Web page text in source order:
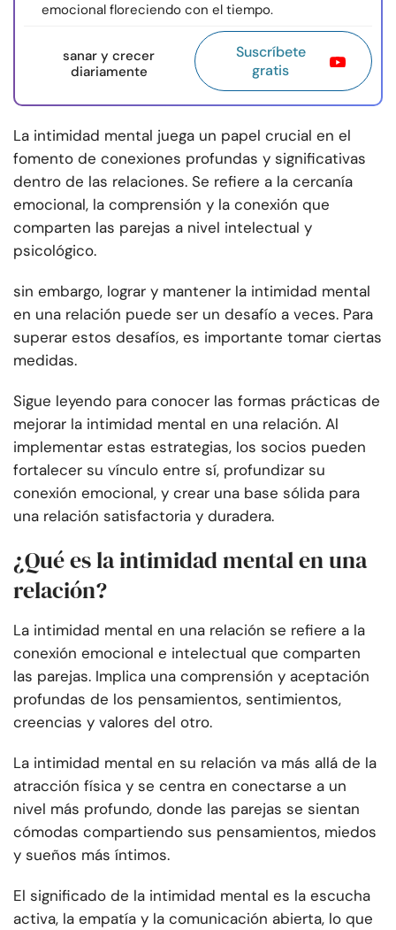
emocional floreciendo con el tiempo.
sanar y crecer
diariamente
Suscríbete
gratis
La intimidad mental juega un papel crucial en el
fomento de conexiones profundas y significativas
dentro de las relaciones. Se refiere a la cercanía
emocional, la comprensión y la conexión que
comparten las parejas a nivel intelectual y
psicológico.
sin embargo, lograr y mantener la intimidad mental
en una relación puede ser un desafío a veces. Para
superar estos desafíos, es importante tomar ciertas
medidas.
Sigue leyendo para conocer las formas prácticas de
mejorar la intimidad mental en una relación. Al
implementar estas estrategias, los socios pueden
fortalecer su vínculo entre sí, profundizar su
conexión emocional, y crear una base sólida para
una relación satisfactoria y duradera.
¿Qué es la intimidad mental en una
relación?
La intimidad mental en una relación se refiere a la
conexión emocional e intelectual que comparten
las parejas. Implica una comprensión y aceptación
profundas de los pensamientos, sentimientos,
creencias y valores del otro.
La intimidad mental en su relación va más allá de la
atracción física y se centra en conectarse a un
nivel más profundo, donde las parejas se sientan
cómodas compartiendo sus pensamientos, miedos
y sueños más íntimos.
El significado de la intimidad mental es la escucha
activa, la empatía y la comunicación abierta, lo que